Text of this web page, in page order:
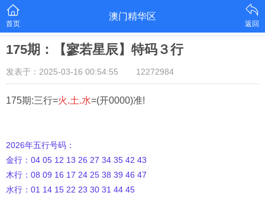
首页
澳门精华区
返回
175期：【寥若星辰】特码３行
发表于：2025-03-16 00:54:55 12272984
175期:三行=火.土.水=(开0000)准!
2026年五行号码：
金行：04 05 12 13 26 27 34 35 42 43
木行：08 09 16 17 24 25 38 39 46 47
水行：01 14 15 22 23 30 31 44 45